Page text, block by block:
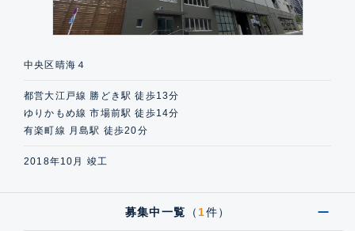
中央区晴海４
都営大江戸線 勝どき駅 徒歩13分
ゆりかもめ線 市場前駅 徒歩14分
有楽町線 月島駅 徒歩20分
2018年10月 竣工
募集中一覧 （1件）